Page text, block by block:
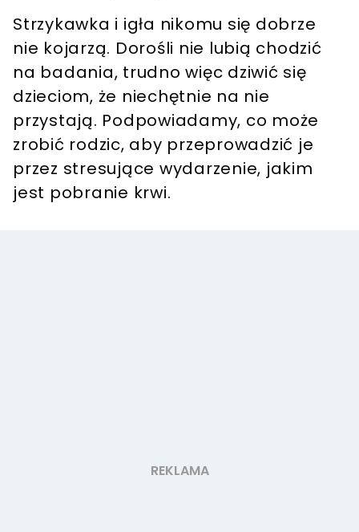
Strzykawka i igła nikomu się dobrze
nie kojarzą. Dorośli nie lubią chodzić
na badania, trudno więc dziwić się
dzieciom, że niechętnie na nie
przystają. Podpowiadamy, co może
zrobić rodzic, aby przeprowadzić je
przez stresujące wydarzenie, jakim
jest pobranie krwi.